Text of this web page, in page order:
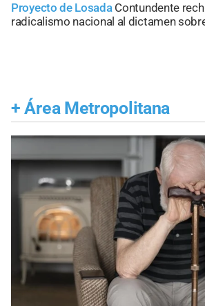
Proyecto de Losada Contundente
radicalismo nacional al dictamen
+ Área Metropolitana